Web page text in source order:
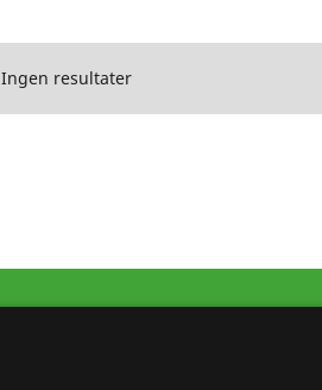
Ingen resultater